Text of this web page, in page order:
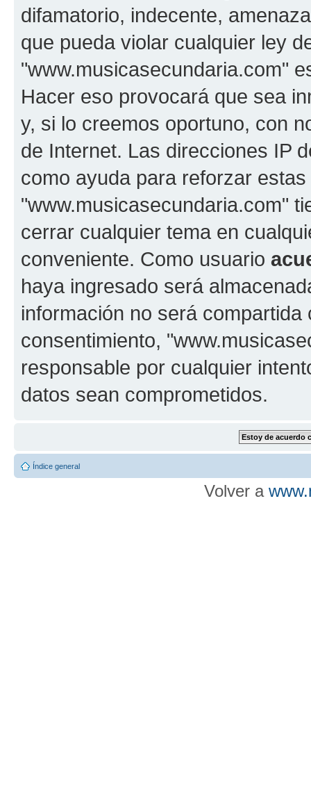
difamatorio, indecente,
que pueda violar cualquier ley
"www.musicasecundaria.com"
Hacer eso provocará que sea
y, si lo creemos oportuno, con
de Internet. Las direcciones IP
como ayuda para reforzar
"www.musicasecundaria.com"
cerrar cualquier tema en
conveniente. Como usuario
haya ingresado será
información no será
consentimiento,
responsable por cualquier
datos sean comprometidos.
Índice general
Volver a